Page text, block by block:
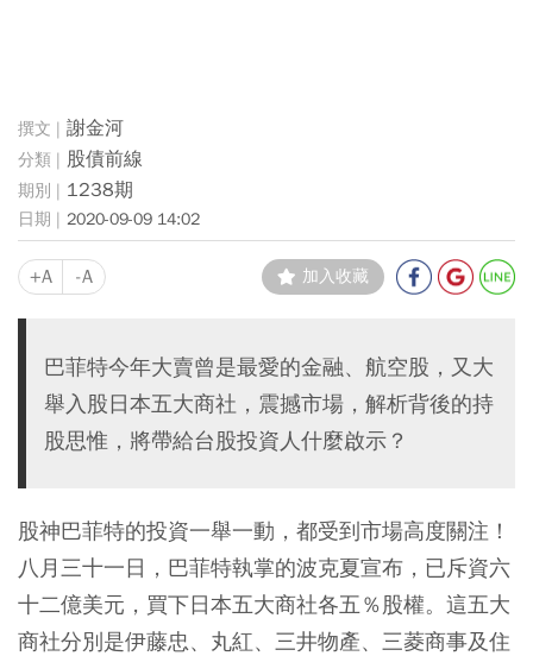
謝金河
股債前線
1238期
2020-09-09 14:02
+A -A 加入收藏
巴菲特今年大賣曾是最愛的金融、航空股，又大
舉入股日本五大商社，震撼市場，解析背後的持
股思惟，將帶給台股投資人什麼啟示？
股神巴菲特的投資一舉一動，都受到市場高度關注！
八月三十一日，巴菲特執掌的波克夏宣布，已斥資六
十二億美元，買下日本五大商社各五％股權。這五大
商社分別是伊藤忠、丸紅、三井物產、三菱商事及住